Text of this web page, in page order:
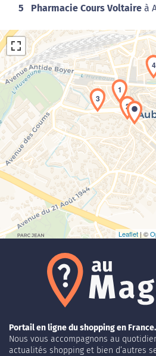
5 Pharmacie Cours Voltaire à
Chargement de la
1
2
3
4
Leaflet| ©
Portail en ligne du shopping en France.
Nous vous accompagnons au
actualités shopping et bien d’autres